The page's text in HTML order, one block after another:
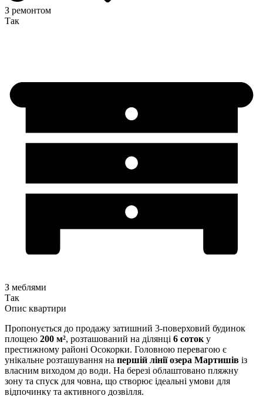
З ремонтом
Так
З меблями
Так
Опис квартири
Пропонується до продажу затишний 3-поверховий будинок
площею 200 м², розташований на ділянці 6 соток у
престижному районі Осокорки. Головною перевагою є
унікальне розташування на першій лінії озера Мартишів із
власним виходом до води. На березі облаштовано пляжну
зону та спуск для човна, що створює ідеальні умови для
відпочинку та активного дозвілля.